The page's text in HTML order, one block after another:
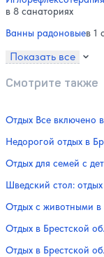
в 8 санаториях
Ванны радоновыев 1
Показать все
Смотрите также
Отдых Все включено
Недорогой отдых в
Отдых для семей с
Шведский стол:
Отдых с животными в
Отдых в Брестской
Отдых в Брестской